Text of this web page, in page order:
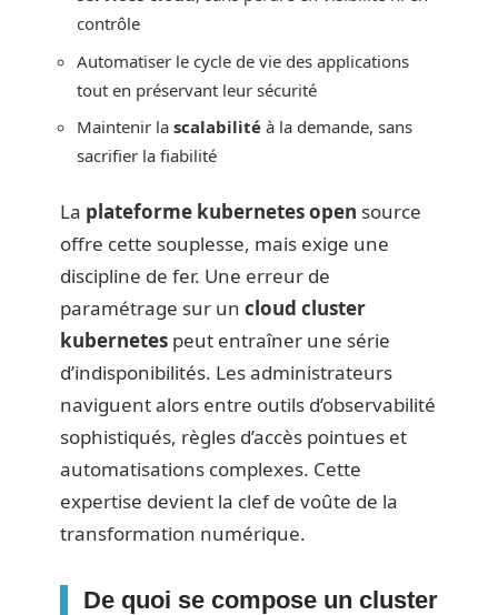
contrôle
Automatiser le cycle de vie des applications
tout en préservant leur sécurité
Maintenir la scalabilité à la demande, sans
sacrifier la fiabilité
La plateforme kubernetes open source
offre cette souplesse, mais exige une
discipline de fer. Une erreur de
paramétrage sur un cloud cluster
kubernetes peut entraîner une série
d’indisponibilités. Les administrateurs
naviguent alors entre outils d’observabilité
sophistiqués, règles d’accès pointues et
automatisations complexes. Cette
expertise devient la clef de voûte de la
transformation numérique.
De quoi se compose un cluster